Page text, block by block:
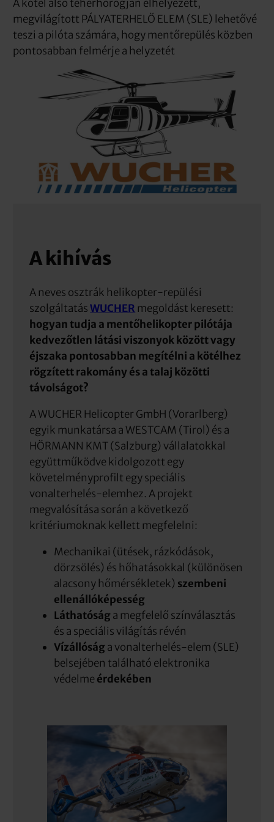
A kötél alsó teherhorogján elhelyezett,
megvilágított PÁLYATERHELŐ ELEM (SLE) lehetővé
teszi a pilóta számára, hogy mentőrepülés közben
pontosabban felmérje a helyzetét
A kihívás
A neves osztrák helikopter-repülési
szolgáltatásWUCHER megoldást keresett:
hogyan tudja a mentőhelikopter pilótája
kedvezőtlen látási viszonyok között vagy
éjszaka pontosabban megítélni a kötélhez
rögzített rakomány és a talaj közötti
távolságot?
A WUCHER Helicopter GmbH (Vorarlberg)
egyik munkatársa a WESTCAM (Tirol) és a
HÖRMANN KMT (Salzburg) vállalatokkal
együttműködve kidolgozott egy
követelményprofilt egy speciális
vonalterhelés-elemhez. A projekt
megvalósítása során a következő
kritériumoknak kellett megfelelni:
Mechanikai (ütések, rázkódások,
dörzsölés) és hőhatásokkal (különösen
alacsony hőmérsékletek) szembeni
ellenállóképesség
Láthatósága megfelelő színválasztás
és a speciális világítás révén
Vízállósága vonalterhelés-elem (SLE)
belsejében található elektronika
védelme érdekében